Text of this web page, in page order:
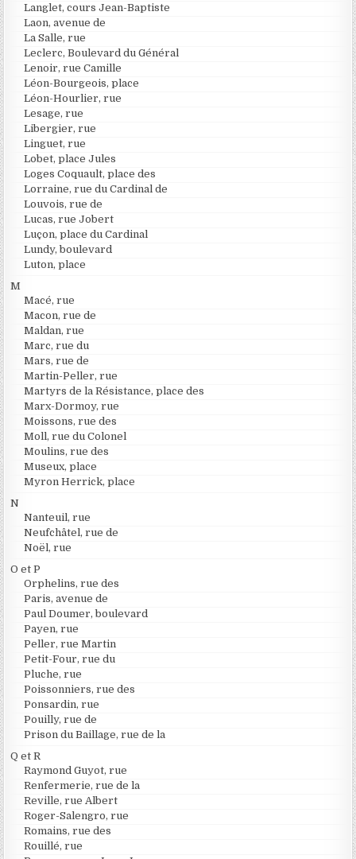
Langlet, cours Jean-Baptiste
Laon, avenue de
La Salle, rue
Leclerc, Boulevard du Général
Lenoir, rue Camille
Léon-Bourgeois, place
Léon-Hourlier, rue
Lesage, rue
Libergier, rue
Linguet, rue
Lobet, place Jules
Loges Coquault, place des
Lorraine, rue du Cardinal de
Louvois, rue de
Lucas, rue Jobert
Luçon, place du Cardinal
Lundy, boulevard
Luton, place
M
Macé, rue
Macon, rue de
Maldan, rue
Marc, rue du
Mars, rue de
Martin-Peller, rue
Martyrs de la Résistance, place des
Marx-Dormoy, rue
Moissons, rue des
Moll, rue du Colonel
Moulins, rue des
Museux, place
Myron Herrick, place
N
Nanteuil, rue
Neufchâtel, rue de
Noël, rue
O et P
Orphelins, rue des
Paris, avenue de
Paul Doumer, boulevard
Payen, rue
Peller, rue Martin
Petit-Four, rue du
Pluche, rue
Poissonniers, rue des
Ponsardin, rue
Pouilly, rue de
Prison du Baillage, rue de la
Q et R
Raymond Guyot, rue
Renfermerie, rue de la
Reville, rue Albert
Roger-Salengro, rue
Romains, rue des
Rouillé, rue